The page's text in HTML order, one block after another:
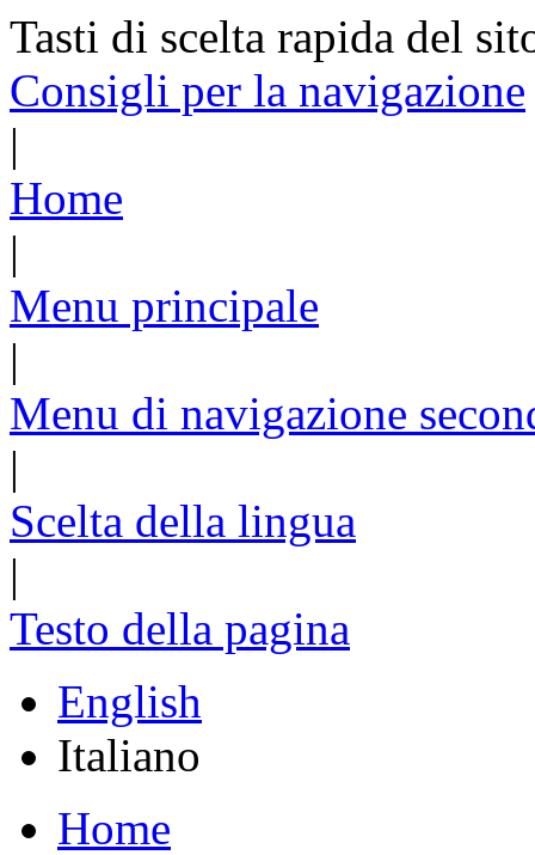
Tasti di scelta rapida del
Consigli per la navigazione
|
Home
|
Menu principale
|
Menu di navigazione
|
Scelta della lingua
|
Testo della pagina
English
Italiano
Home